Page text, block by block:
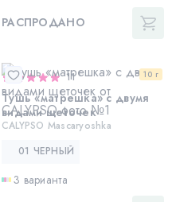
РАСПРОДАНО
10 г
11
Тушь «матрешка» с двумя
видами щеточек
CALYPSO Mascaryoshka
01 ЧЕРНЫЙ
3 варианта